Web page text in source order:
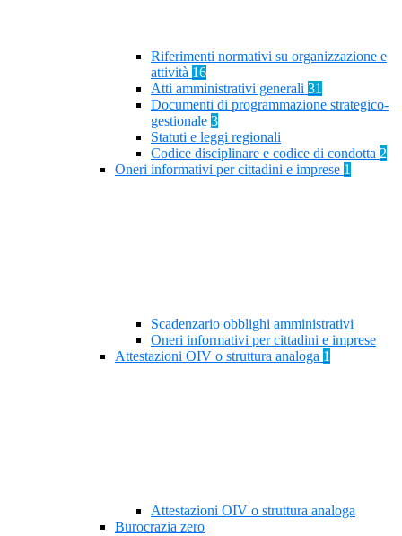
Riferimenti normativi su organizzazione e
attività 16
Atti amministrativi generali 31
Documenti di programmazione strategico-
gestionale 3
Statuti e leggi regionali
Codice disciplinare e codice di condotta 2
Oneri informativi per cittadini e imprese 1
Scadenzario obblighi amministrativi
Oneri informativi per cittadini e imprese
Attestazioni OIV o struttura analoga 1
Attestazioni OIV o struttura analoga
Burocrazia zero